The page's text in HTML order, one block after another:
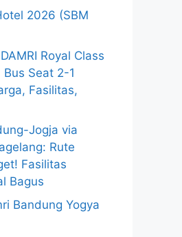
2026 (SBM
Royal Class
Seat 2-1
Fasilitas,
Jogja via
Rute
Fasilitas
Bagus
Bandung Yogya